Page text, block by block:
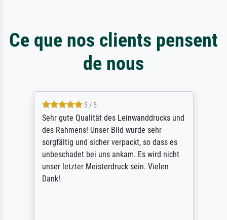
Ce que nos clients pensent
de nous
5 / 5
Sehr gute Qualität des Leinwanddrucks und
des Rahmens! Unser Bild wurde sehr
sorgfältig und sicher verpackt, so dass es
unbeschadet bei uns ankam. Es wird nicht
unser letzter Meisterdruck sein. Vielen
Dank!